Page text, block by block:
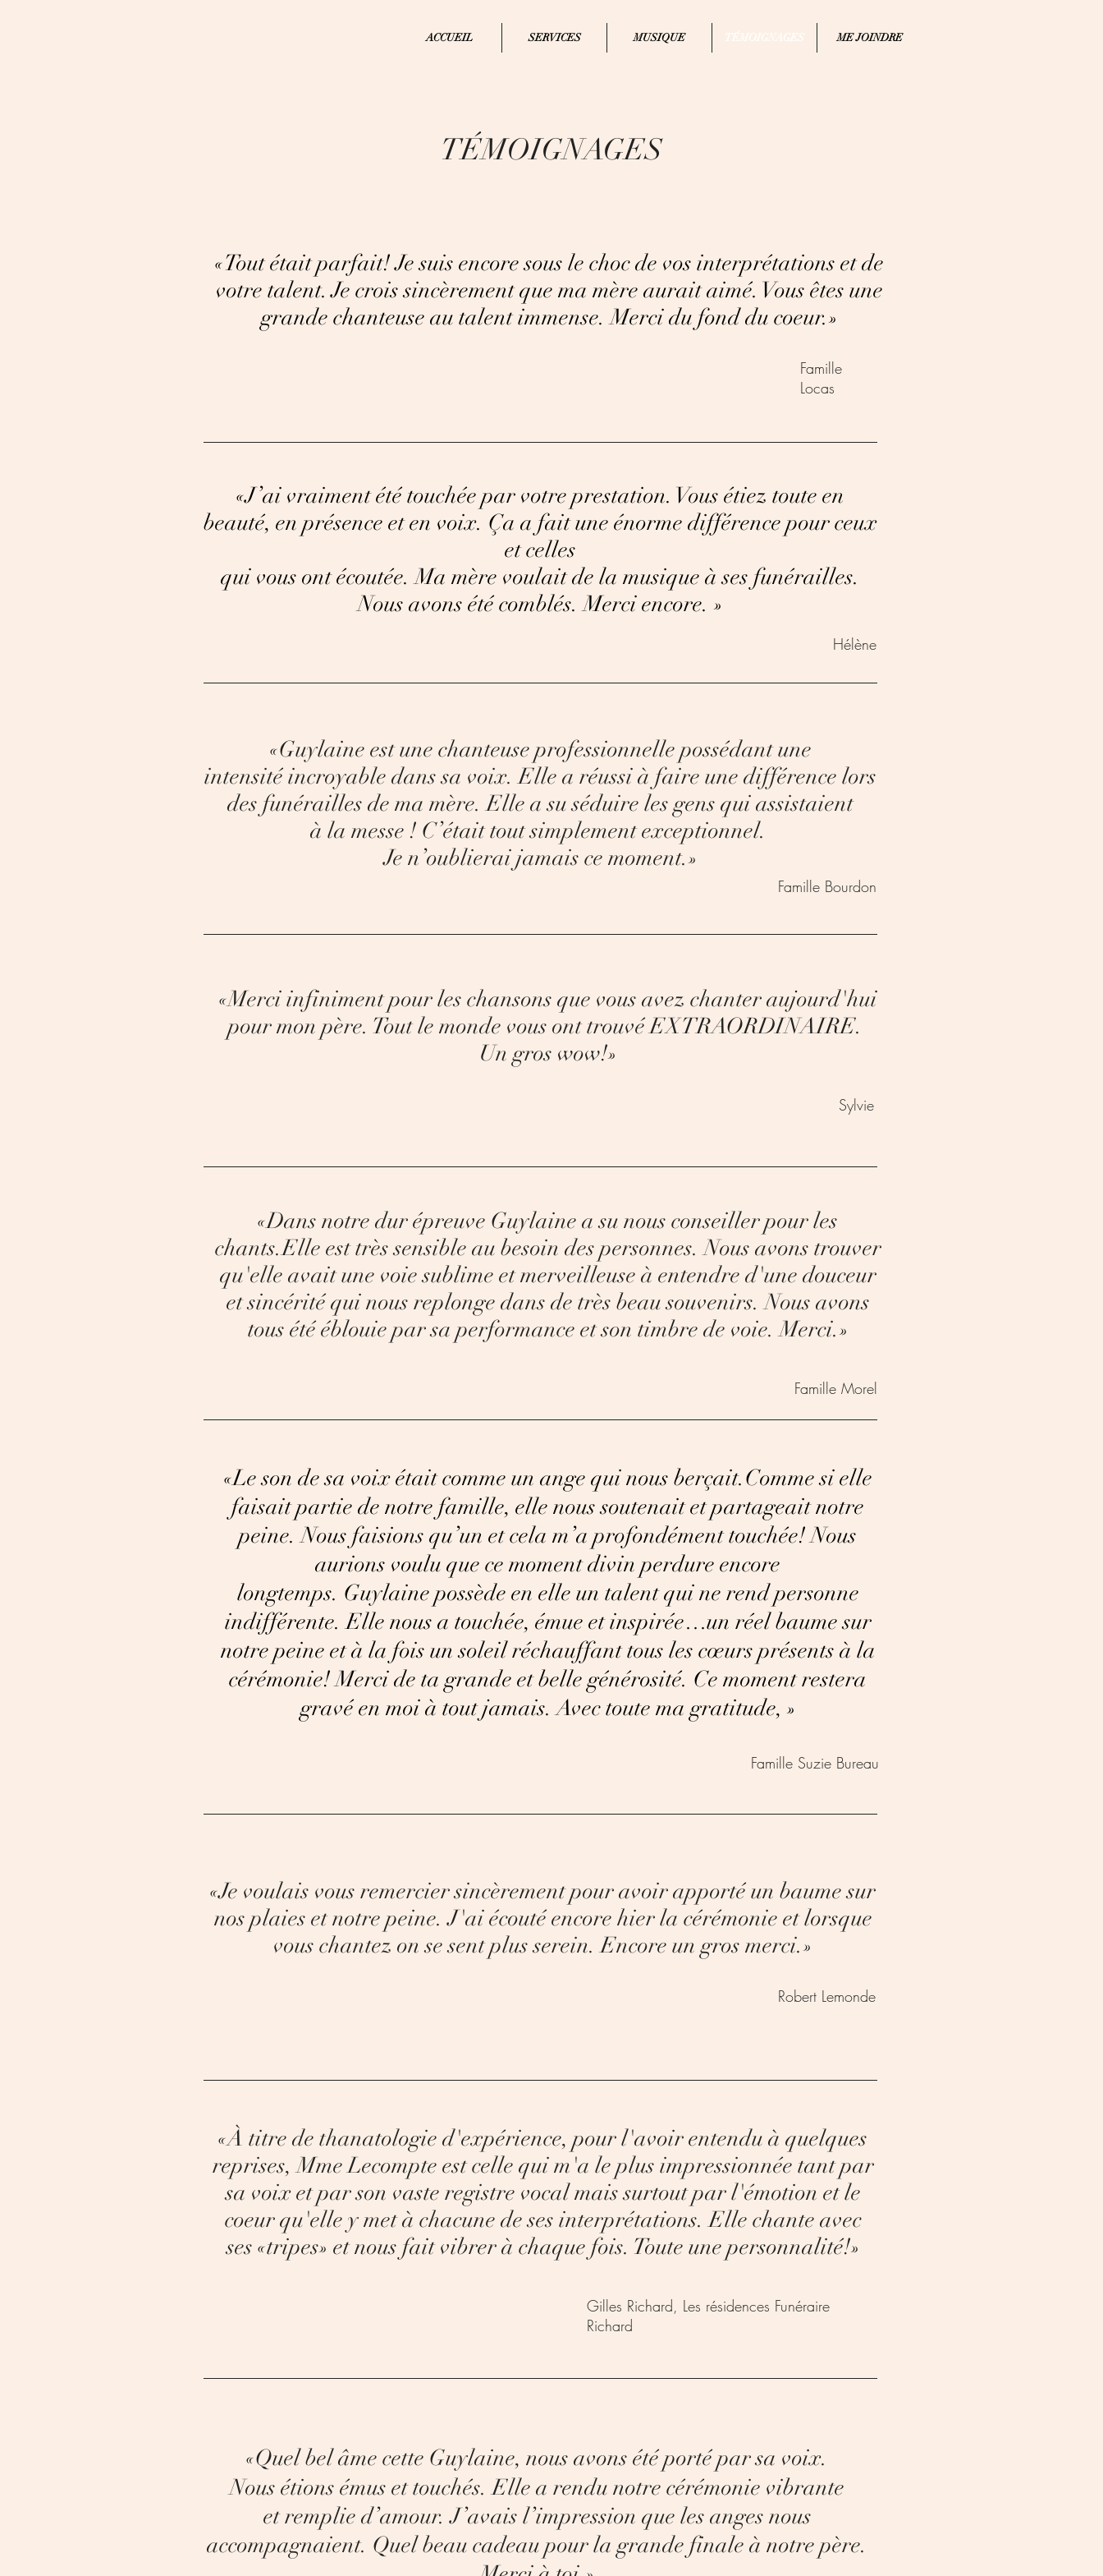
ACCUEIL SERVICES MUSIQUE TÉMOIGNAGES ME JOINDRE
TÉMOIGNAGES
«Tout était parfait! Je suis encore sous le choc de vos interprétations et de
votre talent. Je crois sincèrement que ma mère auraitaimé. Vous êtes une
grande chanteuse au talent immense. Merci du fond du coeur.»
Famille
Locas
«J’ai vraimentété touchée par votre prestation. Vous étiez toute en
beauté, en présence et en voix. Ça a fait une énorme différence pour ceux
et celles
qui vous ont écoutée.Ma mère voulait de la musique à ses funérailles.
Nous avons été comblés.Merci encore. »
Hélène
«Guylaine est une chanteuse professionnelle possédant une
intensité incroyable dans sa voix. Elle a réussi à faire une différence lors
des funérailles de ma mère. Elle a su séduire les gens qui assistaient
à la messe ! C’était tout simplement exceptionnel.
Je n’oublierai jamais ce moment.»
Famille Bourdon
«Merci infiniment pour les chansons que vous avez chanter aujourd'hui
pour mon père. Tout le monde vous ont trouvé EXTRAORDINAIRE.
Un gros wow!»
Sylvie
«Dans notre dur épreuve Guylaine a su nous conseiller pour les
chants.Elle est très sensible au besoin des personnes. Nous avons trouver
qu'elle avait une voie sublime et merveilleuse à entendre d'une douceur
et sincérité qui nous replonge dans de très beau souvenirs. Nous avons
tous été éblouie par sa performance et son timbre de voie. Merci.»
Famille Morel
«Le son de sa voix était comme un ange qui nous berçait.Comme si elle
faisait partie de notre famille, elle nous soutenait et partageait notre
peine. Nous faisions qu’un et cela m’a profondément touchée! Nous
aurions voulu que ce moment divin perdure encore
longtemps. Guylaine possède en elle un talent qui ne rend personne
indifférente. Elle nous a touchée, émue et inspirée…un réel baume sur
notre peine et à la fois un soleil réchauffant tous les cœurs présents à la
cérémonie! Merci de ta grande et belle générosité. Ce moment restera
gravé en moi à tout jamais. Avec toute ma gratitude, »
Famille Suzie Bureau
«Je voulais vous remercier sincèrement pour avoir apporté un baume sur
nos plaies et notre peine. J'ai écouté encore hier la cérémonie et lorsque
vous chantez on se sent plus serein. Encore un gros merci.»
Robert Lemonde
«À titre de thanatologie d'expérience, pour l'avoir entendu à quelques
reprises, Mme Lecompte est celle qui m'a le plus impressionnée tant par
sa voix et par son vaste registre vocal mais surtout par l'émotion et le
coeur qu'elle y met à chacune de ses interprétations. Elle chante avec
ses «tripes» et nous fait vibrer à chaque fois. Toute une personnalité!»
Gilles Richard, Les résidences Funéraire
Richard
«Quel bel âme cette Guylaine, nous avons été porté par sa voix.
Nous étions émus et touchés.Elle a rendu notre cérémonie vibrante
et remplie d’amour.J’avais l’impression que les anges nous
accompagnaient. Quel beau cadeau pour la grande finale à notre père.